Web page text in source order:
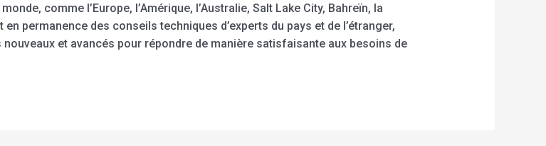
comme l’Europe, l’Amérique, l’Australie, Salt Lake City, Bahreïn, la
permanence des conseils techniques d’experts du pays et de l’étranger,
et avancés pour répondre de manière satisfaisante aux besoins de